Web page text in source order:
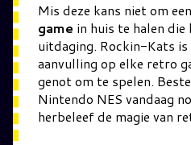
Mis deze kans niet om een
game in huis te halen die
uitdaging. Rockin-Kats is
aanvulling op elke retro
genot om te spelen.
Nintendo NES vandaag
herbeleef de magie van